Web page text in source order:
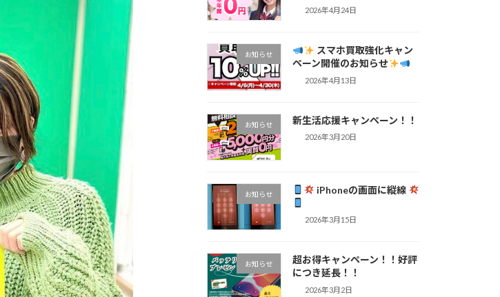
2026年4月24日
お知らせ
スマホ買取強化キャン
ペーン開催のお知らせ
2026年4月13日
お知らせ 新生活応援キャンペーン！！
2026年3月20日
お知らせ iPhoneの画面に縦線
2026年3月15日
お知らせ
超お得キャンペーン！！好評
につき延長！！
2026年3月2日